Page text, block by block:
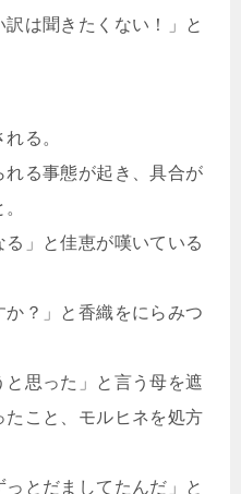
は聞きたくない！」と
る。
る事態が起き、具合が
る」と佳恵が嘆いている
か？」と香織をにらみつ
と思った」と言う母を遮
たこと、モルヒネを処方
っとだましてたんだ」と